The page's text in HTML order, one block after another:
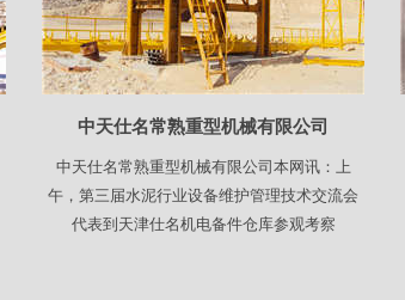
中天仕名常熟重型机械有限公司
中天仕名常熟重型机械有限公司本网讯：上
午，第三届水泥行业设备维护管理技术交流会
代表到天津仕名机电备件仓库参观考察